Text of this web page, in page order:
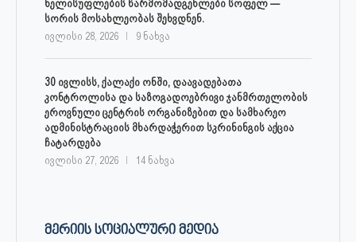
ხელისუფლების წარმომადგენლები სოფელ —
სორის მოსახლეობას შეხვდნენ.
ივლისი 28, 2026 9 ნახვა
30 ივლისს, ქალაქი ონში, დაავადებათა
კონტროლისა და საზოგადოებრივი ჯანმრთელობის
ეროვნული ცენტრის ორგანიზებით და სამხარეო
ადმინისტრაციის მხარდაჭერით სკრინინგის აქცია
ჩატარდება
ივლისი 27, 2026 14 ნახვა
ᲛᲔᲠᲘᲘᲡ ᲡᲝᲪᲘᲐᲚᲣᲠᲘ ᲛᲔᲓᲘᲐ